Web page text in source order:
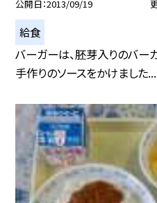
公開日 2013/09/19
給食
バーガーは、胚芽入りのバー
手作りのソースをかけました...